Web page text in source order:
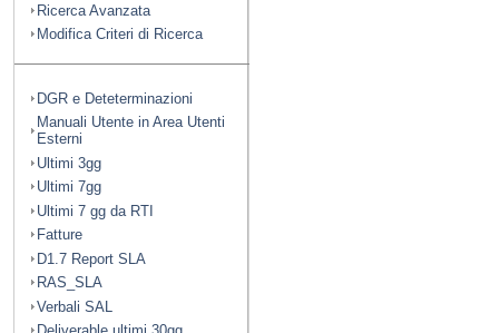
Ricerca Avanzata
Modifica Criteri di Ricerca
DGR e Deteterminazioni
Manuali Utente in Area Utenti
Esterni
Ultimi 3gg
Ultimi 7gg
Ultimi 7 gg da RTI
Fatture
D1.7 Report SLA
RAS_SLA
Verbali SAL